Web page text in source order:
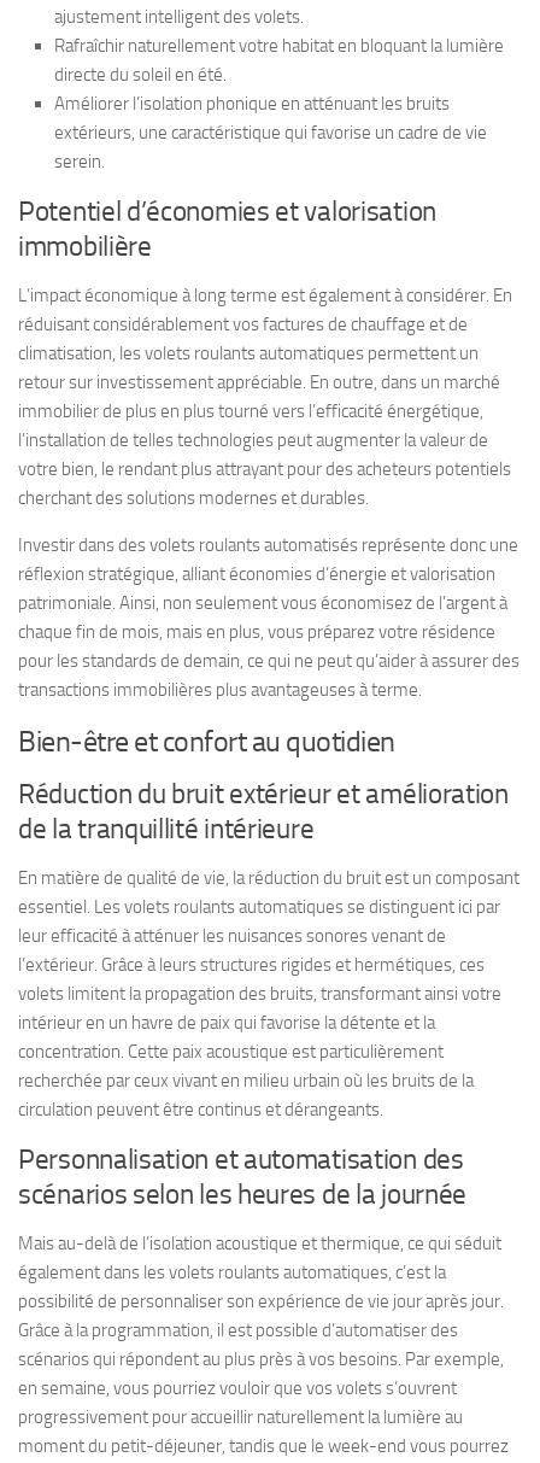
ajustement intelligent des volets.
Rafraîchir naturellement votre habitat en bloquant la lumière
directe du soleil en été.
Améliorer l’isolation phonique en atténuant les bruits
extérieurs, une caractéristique qui favorise un cadre de vie
serein.
Potentiel d’économies et valorisation
immobilière
L’impact économique à long terme est également à considérer. En
réduisant considérablement vos factures de chauffage et de
climatisation, les volets roulants automatiques permettent un
retour sur investissement appréciable. En outre, dans un marché
immobilier de plus en plus tourné vers l’efficacité énergétique,
l’installation de telles technologies peut augmenter la valeur de
votre bien, le rendant plus attrayant pour des acheteurs potentiels
cherchant des solutions modernes et durables.
Investir dans des volets roulants automatisés représente donc une
réflexion stratégique, alliant économies d’énergie et valorisation
patrimoniale. Ainsi, non seulement vous économisez de l’argent à
chaque fin de mois, mais en plus, vous préparez votre résidence
pour les standards de demain, ce qui ne peut qu’aider à assurer des
transactions immobilières plus avantageuses à terme.
Bien-être et confort au quotidien
Réduction du bruit extérieur et amélioration
de la tranquillité intérieure
En matière de qualité de vie, la réduction du bruit est un composant
essentiel. Les volets roulants automatiques se distinguent ici par
leur efficacité à atténuer les nuisances sonores venant de
l’extérieur. Grâce à leurs structures rigides et hermétiques, ces
volets limitent la propagation des bruits, transformant ainsi votre
intérieur en un havre de paix qui favorise la détente et la
concentration. Cette paix acoustique est particulièrement
recherchée par ceux vivant en milieu urbain où les bruits de la
circulation peuvent être continus et dérangeants.
Personnalisation et automatisation des
scénarios selon les heures de la journée
Mais au-delà de l’isolation acoustique et thermique, ce qui séduit
également dans les volets roulants automatiques, c’est la
possibilité de personnaliser son expérience de vie jour après jour.
Grâce à la programmation, il est possible d’automatiser des
scénarios qui répondent au plus près à vos besoins. Par exemple,
en semaine, vous pourriez vouloir que vos volets s’ouvrent
progressivement pour accueillir naturellement la lumière au
moment du petit-déjeuner, tandis que le week-end vous pourrez